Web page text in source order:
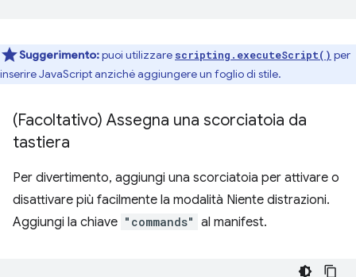
Suggerimento:puoi utilizzare scripting.executeScript() per
inserire JavaScript anziché aggiungere un foglio di stile.
(Facoltativo) Assegna una scorciatoia da
tastiera
Per divertimento, aggiungi una scorciatoia per attivare o
disattivare più facilmente la modalità Niente distrazioni.
Aggiungi la chiave "commands" al manifest.